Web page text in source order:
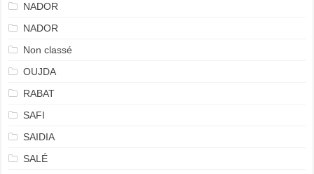
NADOR
NADOR
Non classé
OUJDA
RABAT
SAFI
SAIDIA
SALÉ